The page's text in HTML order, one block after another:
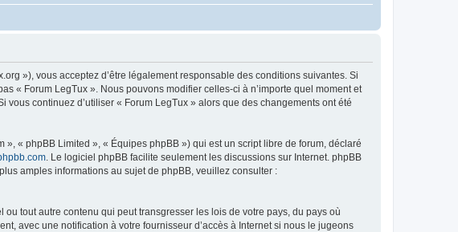
»), vous acceptez d’être légalement responsable des conditions suivantes. Si
« Forum LegTux ». Nous pouvons modifier celles-ci à n’importe quel moment et
continuez d’utiliser « Forum LegTux » alors que des changements ont été
« phpBB Limited », « Équipes phpBB ») qui est un script libre de forum, déclaré
. Le logiciel phpBB facilite seulement les discussions sur Internet. phpBB
amples informations au sujet de phpBB, veuillez consulter :
tout autre contenu qui peut transgresser les lois de votre pays, du pays où
avec une notification à votre fournisseur d’accès à Internet si nous le jugeons